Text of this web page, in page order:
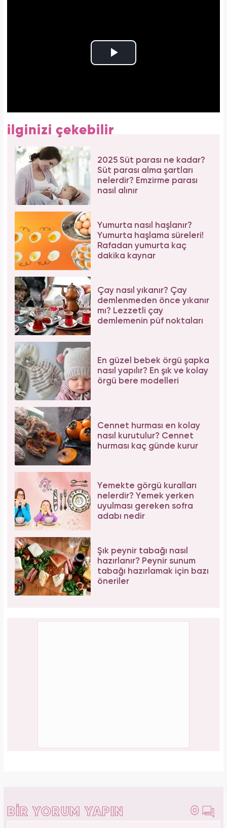
ilginizi çekebilir
2025 Süt parası ne kadar?
Süt parası alma şartları
nelerdir? Emzirme parası
nasıl alınır
Yumurta nasıl haşlanır?
Yumurta haşlama süreleri!
Rafadan yumurta kaç
dakika kaynar
Çay nasıl yıkanır? Çay
demlenmeden önce yıkanır
mı? Lezzetli çay
demlemenin püf noktaları
En güzel bebek örgü şapka
nasıl yapılır? En şık ve kolay
örgü bere modelleri
Cennet hurması en kolay
nasıl kurutulur? Cennet
hurması kaç günde kurur
Yemekte görgü kuralları
nelerdir? Yemek yerken
uyulması gereken sofra
adabı nedir
Şık peynir tabağı nasıl
hazırlanır? Peynir sunum
tabağı hazırlamak için bazı
öneriler
BİR YORUM YAPIN 0